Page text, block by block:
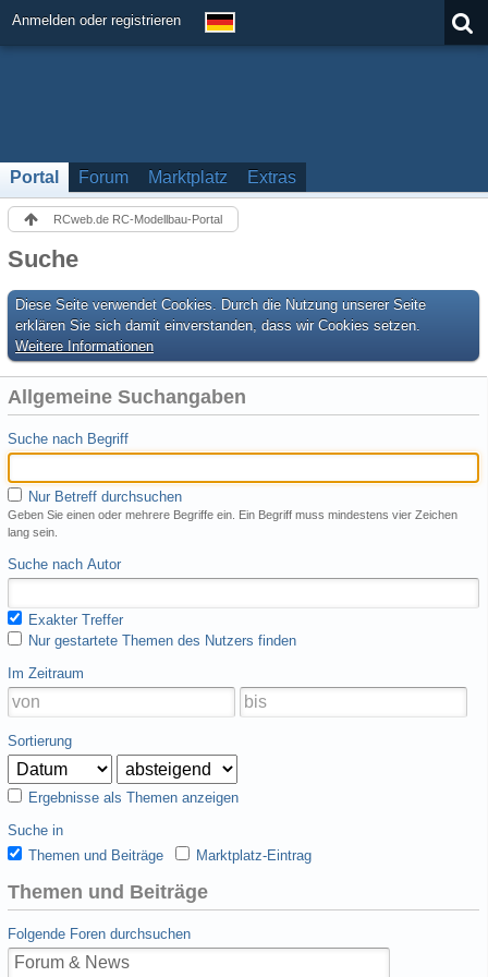
Anmelden oder registrieren
Portal Forum Marktplatz Extras
RCweb.de RC-Modellbau-Portal
Suche
Diese Seite verwendet Cookies. Durch die Nutzung unserer Seite
erklären Sie sich damit einverstanden, dass wir Cookies setzen.
Weitere Informationen
Allgemeine Suchangaben
Suche nach Begriff
Nur Betreff durchsuchen
Geben Sie einen oder mehrere Begriffe ein. Ein Begriff muss mindestens vier Zeichen
lang sein.
Suche nach Autor
Exakter Treffer
Nur gestartete Themen des Nutzers finden
Im Zeitraum
Sortierung
Ergebnisse als Themen anzeigen
Suche in
Themen und Beiträge
Marktplatz-Eintrag
Themen und Beiträge
Folgende Foren durchsuchen